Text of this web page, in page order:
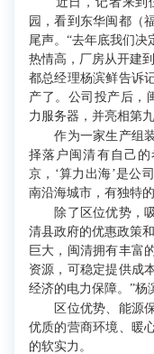
园，看到东华闽都（
尾声。“去年底我们决
热情高，厂房从开建
都总经理杨滨鲜告诉
产了。公司投产后，
力服务器，并亮相第
作为一家生产组装
择落户闽清有自己
京，‘算力出海’是公
南沿海城市，有独特
除了区位优势，吸
清县政府的优惠政策
巨大，闽清拥有丰富
资源，可稳定提供成
经济的电力保障。”杨
区位优势、能源保
优质的营商环境、暖
的软实力。